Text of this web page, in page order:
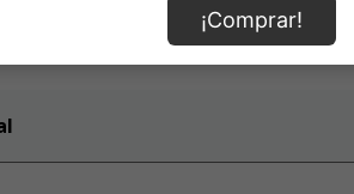
¡Comprar!